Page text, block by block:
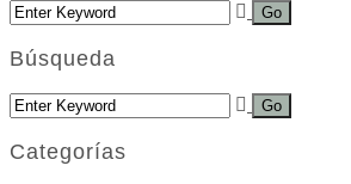
Búsqueda
Categorías